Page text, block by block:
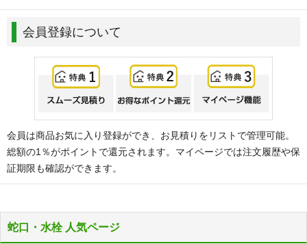
会員登録について
会員は商品お気に入り登録ができ、お見積りをリストで管理可能。
総額の1％がポイントで還元されます。マイページでは注文履歴や保
証期限も確認ができます。
蛇口・水栓 人気ページ